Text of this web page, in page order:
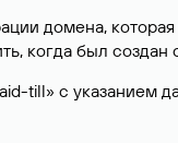
домена,
когда был создан
till» с указанием